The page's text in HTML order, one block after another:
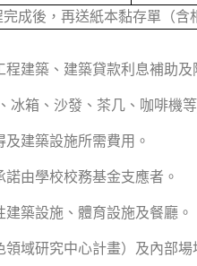
成後，再送紙本黏存單（含
建築、建築貸款利息補助及
冰箱、沙發、茶几、咖啡機
建築設施所需費用。
由學校校務基金支應者。
築設施、體育設施及餐廳。
領域研究中心計畫）及內部